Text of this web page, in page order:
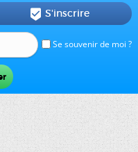
Se souvenir de moi ?
 S'inscrire